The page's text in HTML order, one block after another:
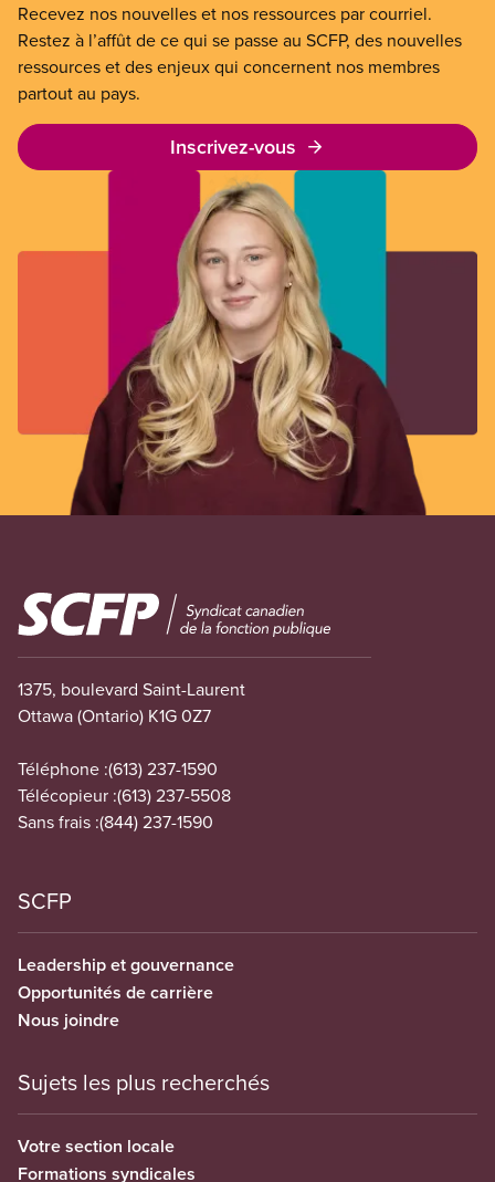
Recevez nos nouvelles et nos ressources par courriel.
Restez à l’affût de ce qui se passe au SCFP, des nouvelles
ressources et des enjeux qui concernent nos membres
partout au pays.
Inscrivez-vous
Image
1375, boulevard Saint-Laurent
Ottawa (Ontario) K1G 0Z7
Téléphone :(613) 237-1590
Télécopieur :(613) 237-5508
Sans frais :(844) 237-1590
SCFP
Leadership et gouvernance
Opportunités de carrière
Nous joindre
Sujets les plus recherchés
Votre section locale
Formations syndicales